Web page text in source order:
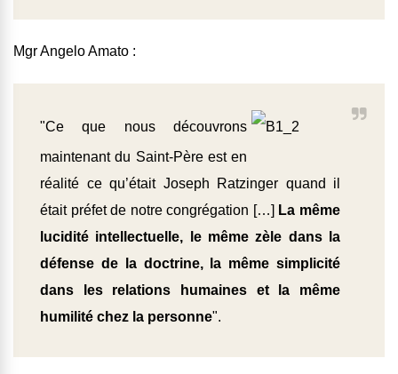
Mgr Angelo Amato :
"Ce que nous découvrons
maintenant du Saint-Père est en
réalité ce qu’était Joseph Ratzinger quand il
était préfet de notre congrégation […] La même
lucidité intellectuelle, le même zèle dans la
défense de la doctrine, la même simplicité
dans les relations humaines et la même
humilité chez la personne".